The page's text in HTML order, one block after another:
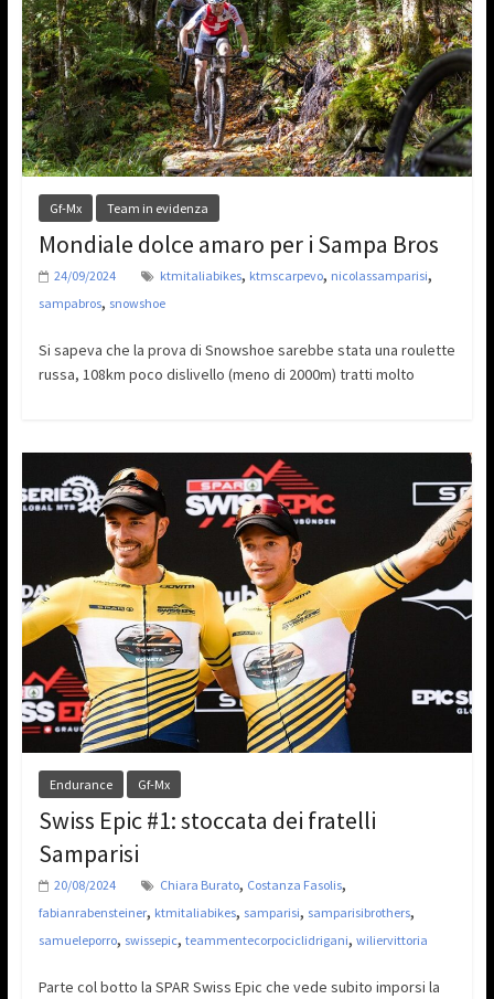
Gf-Mx Team in evidenza
Mondiale dolce amaro per i Sampa Bros
24/09/2024 ktmitaliabikes, ktmscarpevo, nicolassamparisi,
sampabros, snowshoe
Si sapeva che la prova di Snowshoe sarebbe stata una roulette
russa, 108km poco dislivello (meno di 2000m) tratti molto
Endurance Gf-Mx
Swiss Epic #1: stoccata dei fratelli
Samparisi
20/08/2024 Chiara Burato, Costanza Fasolis,
fabianrabensteiner, ktmitaliabikes, samparisi, samparisibrothers,
samueleporro, swissepic, teammentecorpociclidrigani, wiliervittoria
Parte col botto la SPAR Swiss Epic che vede subito imporsi la